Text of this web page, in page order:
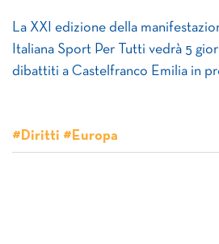
La XXI edizione della
Italiana Sport Per Tutti vedrà 5
dibattiti a Castelfranco Emilia in
#Diritti #Europa